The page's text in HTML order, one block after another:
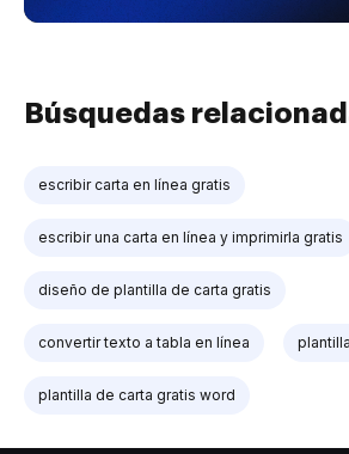
Búsquedas
escribir carta en línea gratis
escribir una carta en línea y imprimirla gratis
diseño de plantilla de carta gratis
convertir texto a tabla en línea
plantilla de carta gratis word